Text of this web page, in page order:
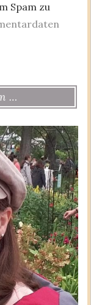
Spam zu
…